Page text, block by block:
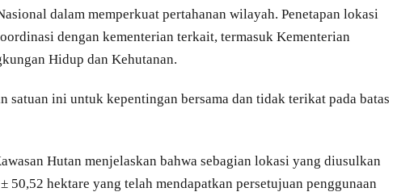
dalam memperkuat pertahanan wilayah. Penetapan lokasi
dengan kementerian terkait, termasuk Kementerian
Hidup dan Kehutanan.
satuan ini untuk kepentingan bersama dan tidak terikat pada batas
Hutan menjelaskan bahwa sebagian lokasi yang diusulkan
50,52 hektare yang telah mendapatkan persetujuan penggunaan